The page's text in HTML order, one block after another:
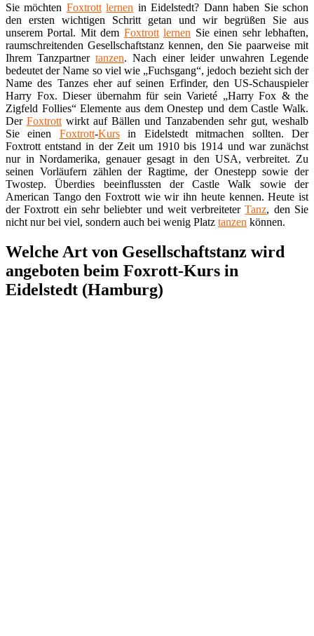
Sie möchten Foxtrott lernen in Eidelstedt? Dann haben Sie schon
den ersten wichtigen Schritt getan und wir begrüßen Sie aus
unserem Portal. Mit dem Foxtrott lernen Sie einen sehr lebhaften,
raumschreitenden Gesellschaftstanz kennen, den Sie paarweise mit
Ihrem Tanzpartnertanzen. Nach einer leider unwahren Legende
bedeutet der Name so viel wie „Fuchsgang“, jedoch bezieht sich der
Name des Tanzes eher auf seinen Erfinder, den US-Schauspieler
Harry Fox. Dieser übernahm für sein Varieté „Harry Fox & the
Zigfeld Follies“ Elemente aus dem Onestep und dem Castle Walk.
Der Foxtrott wirkt auf Bällen und Tanzabenden sehr gut, weshalb
Sie einen Foxtrott-Kursin Eidelstedt mitmachen sollten. Der
Foxtrott entstand in der Zeit um 1910 bis 1914 und war zunächst
nur in Nordamerika, genauer gesagt in den USA, verbreitet. Zu
seinen Vorläufern zählen der Ragtime, der Onestepp sowie der
Twostep. Überdies beeinflussten der Castle Walk sowie der
American Tango den Foxtrott wie wir ihn heute kennen. Heute ist
der Foxtrott ein sehr beliebter und weit verbreiteterTanz, den Sie
nicht nur bei viel, sondern auch bei wenig Platz tanzen können.
Welche Art von Gesellschaftstanz wird
angeboten beim Foxrott-Kurs in
Eidelstedt (Hamburg)